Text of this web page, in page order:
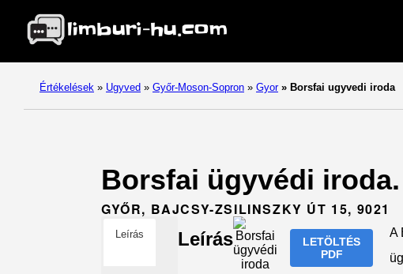
Értékelések » Ugyved » Győr-Moson-Sopron » Gyor » Borsfai ugyvedi iroda
Borsfai ügyvédi
GYŐR, BAJCSY-ZSILINSZKY ÚT 15, 9021
Leírás Leírás
LETÖLTÉS
PDF
A